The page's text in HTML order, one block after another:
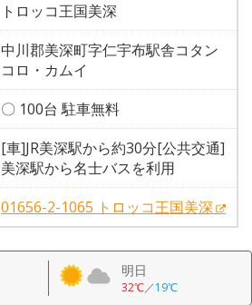
トロッコ王国美深
中川郡美深町字仁宇布駅舎コタン
コロ・カムイ
〇 100台 駐車無料
[車]JR美深駅から約30分[公共交通]
美深駅から名士バスを利用
01656-2-1065 トロッコ王国美深
明日
32℃／19℃